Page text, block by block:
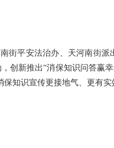
街平安法治办、天河南街
创新推出“消保知识问答赢
保知识宣传更接地气、更有